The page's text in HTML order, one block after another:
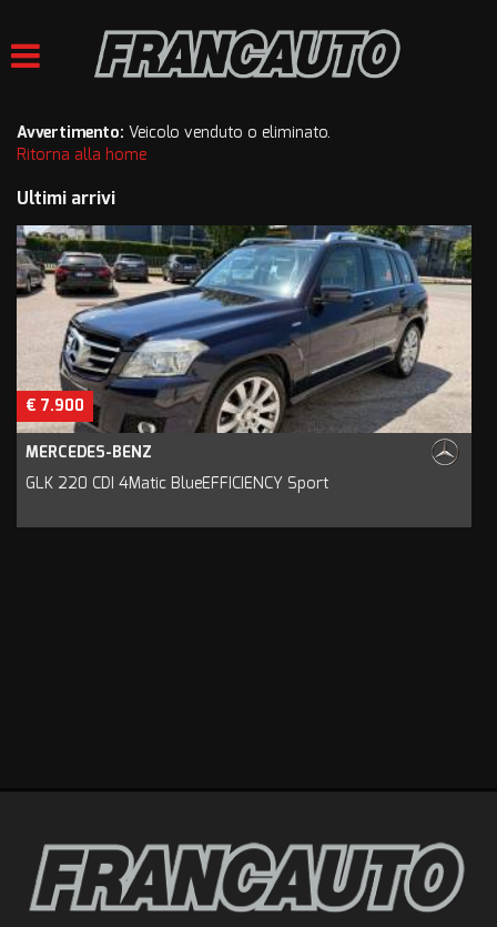
ACQUISTIAMO USATO
VALUTAZIONE USATO
ASSISTENZA
CONTATTI
Avvertimento: Veicolo venduto o eliminato.
Ritorna alla home
Ultimi arrivi
€ 7.900
MERCEDES-BENZ
GLK 220 CDI 4Matic BlueEFFICIENCY Sport